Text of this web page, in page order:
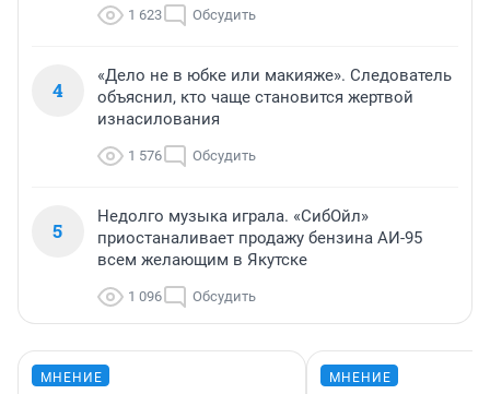
1 623 Обсудить
4
«Дело не в юбке или макияже». Следователь
объяснил, кто чаще становится жертвой
изнасилования
1 576 Обсудить
5
Недолго музыка играла. «СибОйл»
приостаналивает продажу бензина АИ-95
всем желающим в Якутске
1 096 Обсудить
МНЕНИЕ МНЕНИЕ